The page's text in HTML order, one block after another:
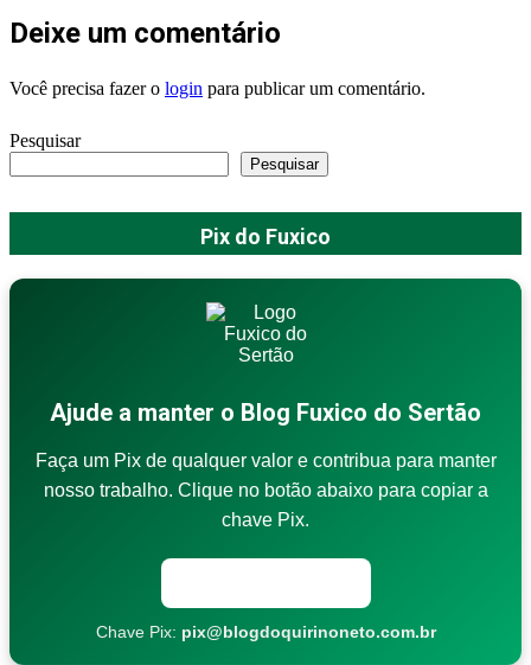
Deixe um comentário
Você precisa fazer o login para publicar um comentário.
Pesquisar
Pesquisar
Pix do Fuxico
Ajude a manter o Blog Fuxico do Sertão
Faça um Pix de qualquer valor e contribua para manter
nosso trabalho. Clique no botão abaixo para copiar a
chave Pix.
Chave Pix: pix@blogdoquirinoneto.com.br